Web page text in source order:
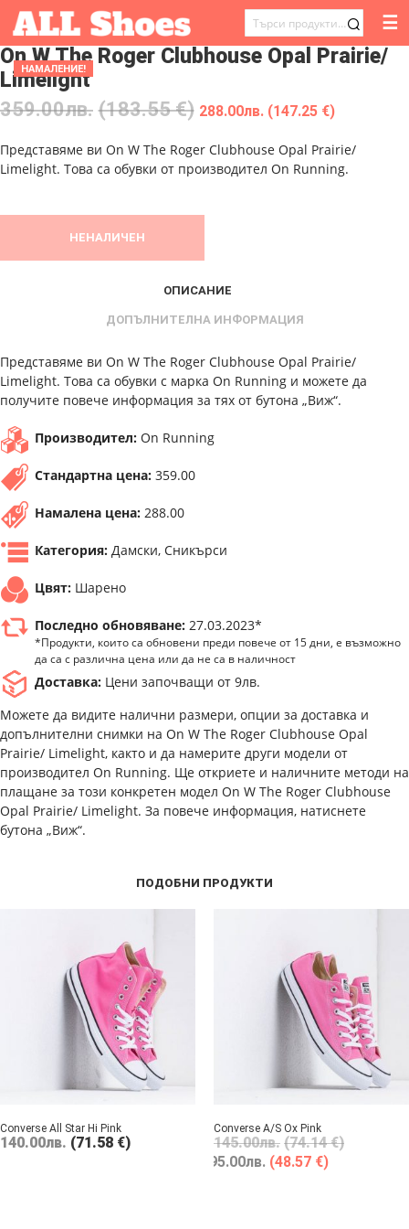
ТЪРСЕНЕ
ЗА:
☰
НАМАЛЕНИЕ!
On W The Roger Clubhouse Opal Prairie/
Limelight
359.00лв. (183.55 €) 288.00лв. (147.25 €)
Представяме ви On W The Roger Clubhouse Opal Prairie/
Limelight. Това са обувки от производител On Running.
НЕНАЛИЧЕН
ОПИСАНИЕ
ДОПЪЛНИТЕЛНА ИНФОРМАЦИЯ
Представяме ви On W The Roger Clubhouse Opal Prairie/
Limelight. Това са обувки с марка On Running и можете да
получите повече информация за тях от бутона „Виж“.
Производител: On Running
Стандартна цена: 359.00
Намалена цена: 288.00
Категория: Дамски, Сникърси
Цвят: Шарено
Последно обновяване: 27.03.2023*
*Продукти, които са обновени преди повече от 15 дни, е възможно
да са с различна цена или да не са в наличност
Доставка: Цени започващи от 9лв.
Можете да видите налични размери, опции за доставка и
допълнителни снимки на On W The Roger Clubhouse Opal
Prairie/ Limelight, както и да намерите други модели от
производител On Running. Ще откриете и наличните методи на
плащане за този конкретен модел On W The Roger Clubhouse
Opal Prairie/ Limelight. За повече информация, натиснете
бутона „Виж“.
ПОДОБНИ ПРОДУКТИ
Converse All Star Hi Pink
140.00лв. (71.58 €)
Converse A/S Ox Pink
145.00лв. (74.14 €)
95.00лв. (48.57 €)